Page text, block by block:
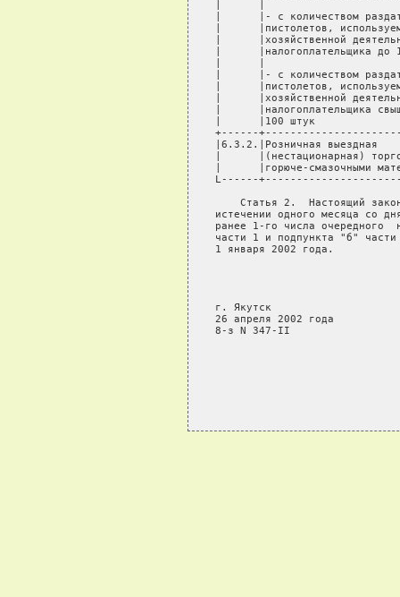
|      |- с количеством
|      |пистолетов,
|      |хозяйственной
|      |налогоплательщика до
|      |- с количеством
|      |пистолетов,
|      |хозяйственной
|      |налогоплательщика
|      |100 штук
+------
|6.3.2.|Розничная выездная
|      |(нестационарная)
|      |горюче-смазочными
L------
Статья 2.  Настоящий
истечении одного месяца со
ранее 1-го числа очередного
части 1 и подпункта "б"
   1 января 2002 года.
   г. Якутск
   26 апреля 2002 года
   8-з N 347-II